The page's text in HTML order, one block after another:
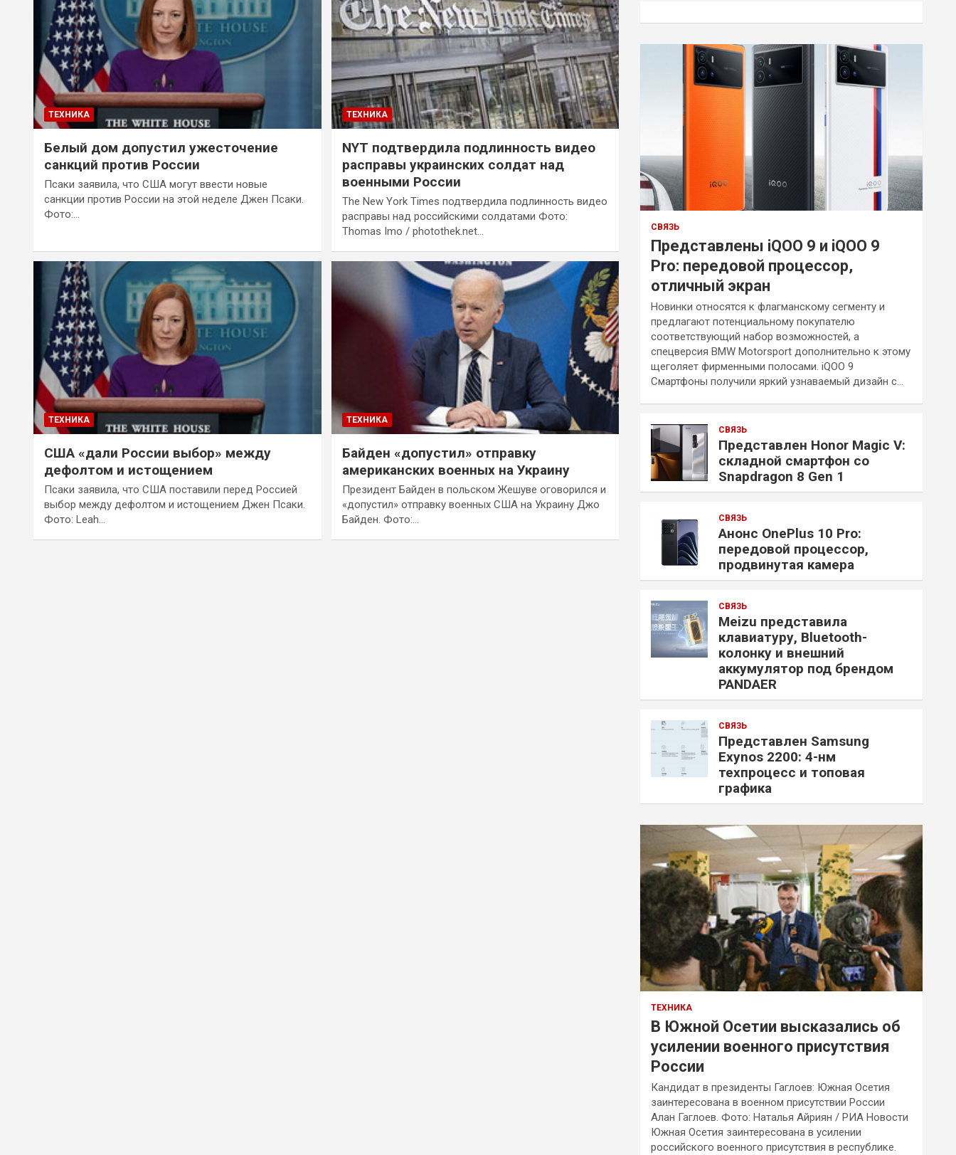
ТЕХНИКА
Белый дом допустил ужесточение
санкций против России
Псаки заявила, что США могут ввести новые
санкции против России на этой неделе Джен Псаки.
Фото:…
ТЕХНИКА
NYT подтвердила подлинность видео
расправы украинских солдат над
военными России
The New York Times подтвердила подлинность видео
расправы над российскими солдатами Фото:
Thomas Imo / photothek.net…
ТЕХНИКА
США «дали России выбор» между
дефолтом и истощением
Псаки заявила, что США поставили перед Россией
выбор между дефолтом и истощением Джен Псаки.
Фото: Leah…
ТЕХНИКА
Байден «допустил» отправку
американских военных на Украину
Президент Байден в польском Жешуве оговорился и
«допустил» отправку военных США на Украину Джо
Байден. Фото:…
СВЯЗЬ
Представлены iQOO 9 и iQOO 9
Pro: передовой процессор,
отличный экран
Новинки относятся к флагманскому сегменту и
предлагают потенциальному покупателю
соответствующий набор возможностей, а
спецверсия BMW Motorsport дополнительно к этому
щеголяет фирменными полосами. iQOO 9
Смартфоны получили яркий узнаваемый дизайн с…
СВЯЗЬ
Представлен Honor Magic V:
складной смартфон со
Snapdragon 8 Gen 1
СВЯЗЬ
Анонс OnePlus 10 Pro:
передовой процессор,
продвинутая камера
СВЯЗЬ
Meizu представила
клавиатуру, Bluetooth-
колонку и внешний
аккумулятор под брендом
PANDAER
СВЯЗЬ
Представлен Samsung
Exynos 2200: 4-нм
техпроцесс и топовая
графика
ТЕХНИКА
В Южной Осетии высказались об
усилении военного присутствия
России
Кандидат в президенты Гаглоев: Южная Осетия
заинтересована в военном присутствии России
Алан Гаглоев. Фото: Наталья Айриян / РИА Новости
Южная Осетия заинтересована в усилении
российского военного присутствия в республике.